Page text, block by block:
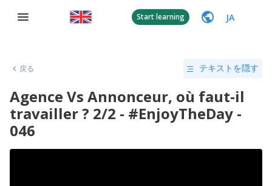
Start learning JA
戻る テキストを隠す
Agence Vs Annonceur, où faut-il
travailler ? 2/2 - #EnjoyTheDay -
046